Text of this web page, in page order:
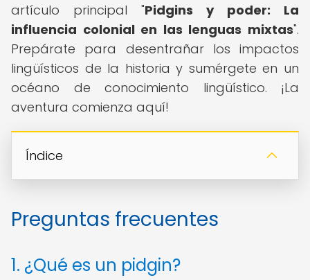
artículo principal "Pidgins y poder: La
influencia colonial en las lenguas mixtas".
Prepárate para desentrañar los impactos
lingüísticos de la historia y sumérgete en un
océano de conocimiento lingüístico. ¡La
aventura comienza aquí!
Índice
Preguntas frecuentes
1. ¿Qué es un pidgin?